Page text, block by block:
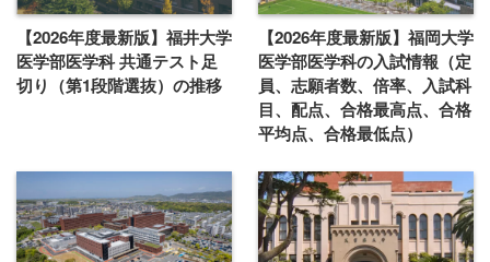
【2026年度最新版】福井大学
医学部医学科 共通テスト足
切り（第1段階選抜）の推移
【2026年度最新版】福岡大学
医学部医学科の入試情報（定
員、志願者数、倍率、入試科
目、配点、合格最高点、合格
平均点、合格最低点）